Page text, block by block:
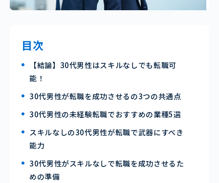
目次
【結論】30代男性はスキルなしでも転職可
能！
30代男性が転職を成功させるの3つの共通点
30代男性の未経験転職でおすすめの業種5選
スキルなしの30代男性が転職で武器にすべき
能力
30代男性がスキルなしで転職を成功させるた
めの準備